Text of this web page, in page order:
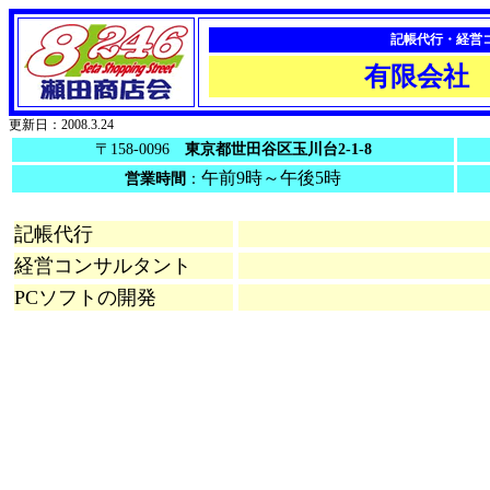
記帳代行・経営
有限会社
更新日：2008.3.24
〒158-0096 東京都世田谷区玉川台2-1-8
営業時間 ： 午前9時～午後5時
記帳代行
経営コンサルタント
PCソフトの開発